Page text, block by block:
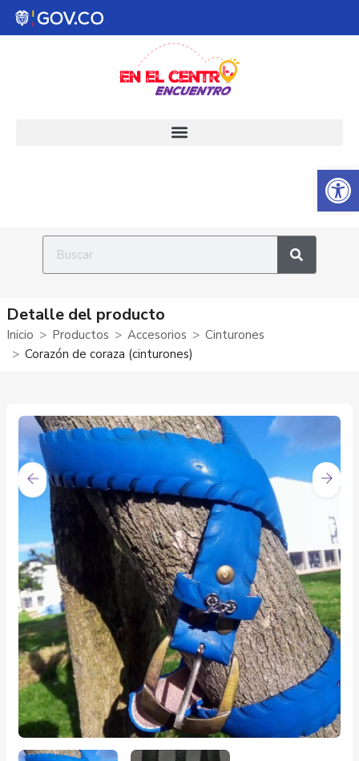
Abrir
Detalle del producto
Inicio Productos Accesorios
Cinturones
Corazón de coraza (cinturones)